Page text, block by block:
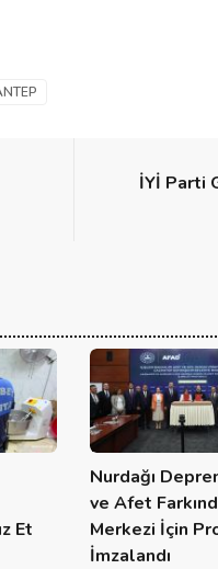
İYİ Parti
Et
Nurdağı
ve Afet
Merkezi İçin
İmzalandı